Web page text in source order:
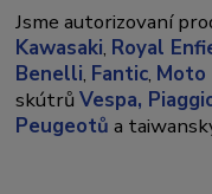
Jsme autorizovaní
Kawasaki, Royal
Benelli, Fantic, Moto
skútrůVespa,
Peugeotů a